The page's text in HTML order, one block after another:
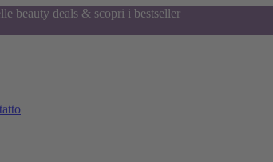
beauty deals & scopri i bestseller